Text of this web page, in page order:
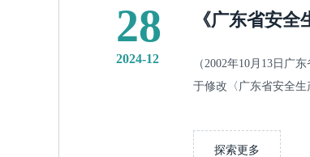
28
2024-12
《广东省安全
（2002年10月13日广
于修改〈广东省安全生
探索更多